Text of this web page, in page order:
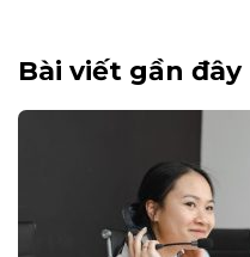
Bài viết gần đây